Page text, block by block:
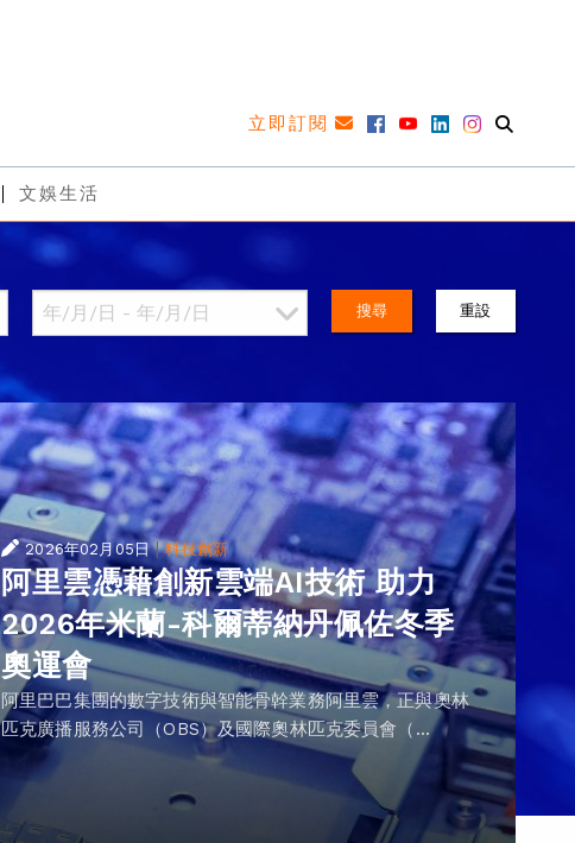
立即訂閱
文娛生活
搜尋 重設
2026年02月05日 |科技創新
阿里雲憑藉創新雲端AI技術 助力
2026年米蘭-科爾蒂納丹佩佐冬季
奧運會
阿里巴巴集團的數字技術與智能骨幹業務阿里雲，正與奧林
匹克廣播服務公司（OBS）及國際奧林匹克委員會（...